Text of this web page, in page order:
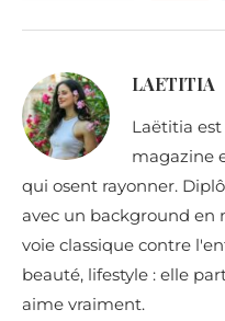
LAETITIA
Laëtitia
magazine
qui osent rayonner.
avec un background en
voie classique contre
beauté, lifestyle : elle
aime vraiment.